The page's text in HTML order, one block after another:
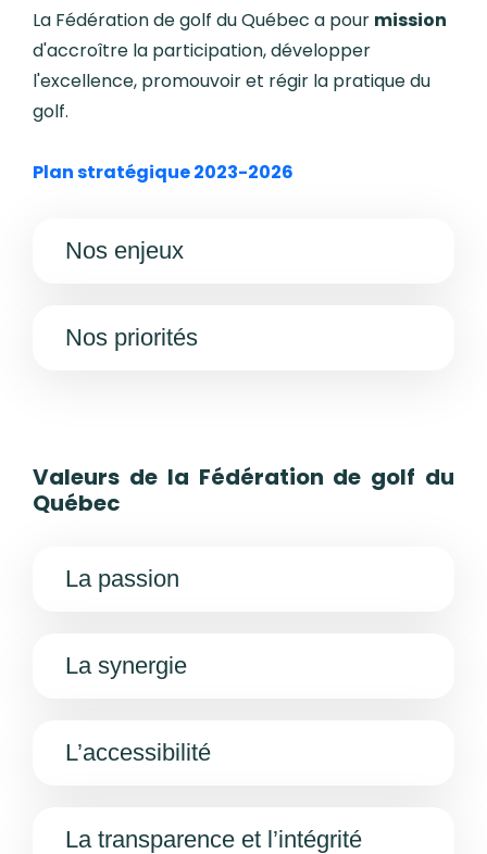
La Fédération de golf du Québec a pour mission
d'accroître la participation, développer
l'excellence, promouvoir et régir la pratique du
golf.
Plan stratégique 2023-2026
Nos enjeux
Nos priorités
Valeurs de la Fédération de golf du
Québec
La passion
La synergie
L’accessibilité
La transparence et l’intégrité